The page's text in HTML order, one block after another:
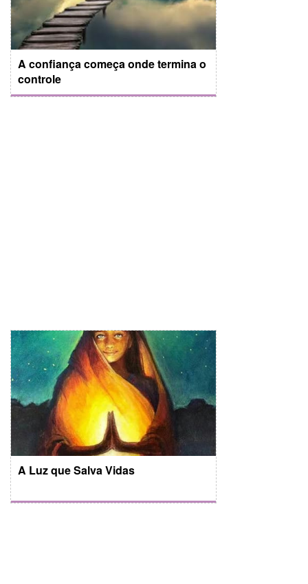
A confiança começa onde termina o
controle
A Luz que Salva Vidas